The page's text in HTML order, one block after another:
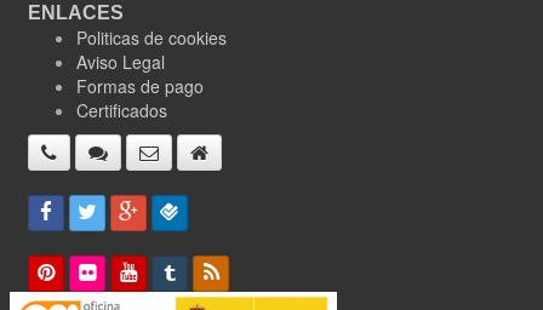
ENLACES
Politicas de cookies
Aviso Legal
Formas de pago
Certificados